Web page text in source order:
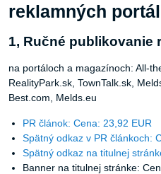
reklamných
1, Ručné publikovanie
na portáloch a magazínoch: All-
RealityPark.sk, TownTalk.sk,
Best.com, Melds.eu
PR článok: Cena: 23,92 EUR
Spätný odkaz v PR článkoch:
Spätný odkaz na titulnej
Banner na titulnej stránke: